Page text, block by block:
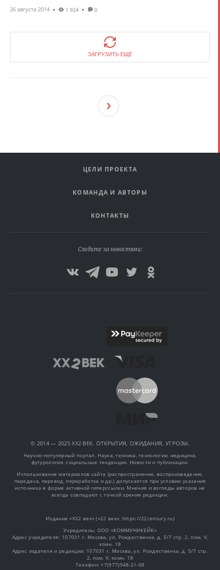
26 августа 2014 1 924 0
ЗАГРУЗИТЬ ЕЩЕ
Ующ
ЦЕЛИ ПРОЕКТА
КОМАНДА И АВТОРЫ
КОНТАКТЫ
Следите за новостями:
© 2014 — 2025 XX2 ВЕК. ОТКРЫТИЯ, ОЖИДАНИЯ, УГРОЗЫ.
Научно-популярный портал. Наука, техника, технологии, медицина,
футурология, социальные тенденции. Новости и публикации.
Использование материалов сайта (распространение, воспроизведение,
передача, перевод, переработка и др.) допускается при условии указания
источника в форме активной гиперссылки. Мнения и взгляды авторов не
всегда совпадают с точкой зрения редакции.
Издание «XX2 век» («22 век», https://22century.ru)
Учредитель: OOO «КОММУНИКЕЙК»
Адрес учредителя: 107031 г. Москва, ул. Рождественка, д. 5/7 стр. 2, пом. V,
комн. 18
Адрес издателя и редакции: 107031 г. Москва, ул. Рождественка, д. 5/7 стр.
2, пом. V, комн. 18
Телефон: +7(977)948-21-08